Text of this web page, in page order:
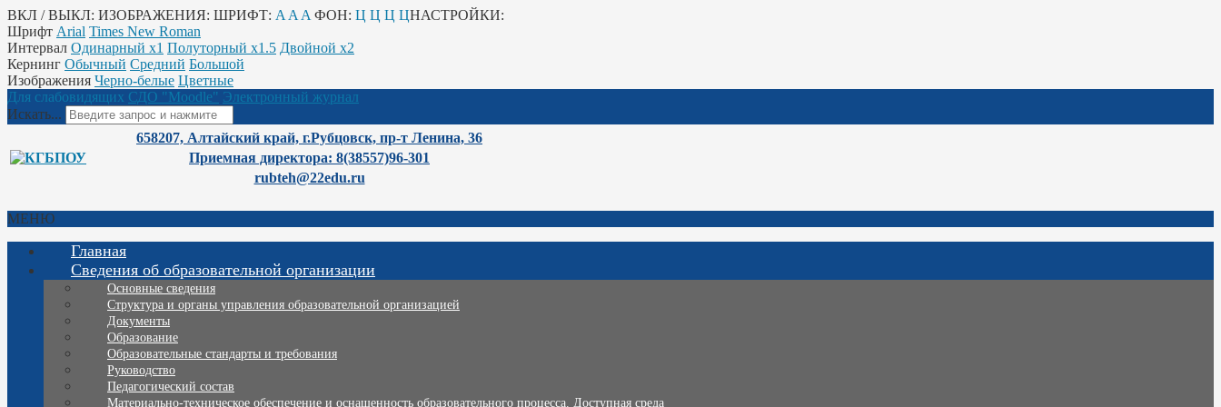
ВКЛ / ВЫКЛ: ИЗОБРАЖЕНИЯ: ШРИФТ: A A A ФОН: Ц Ц Ц ЦНАСТРОЙКИ:
Шрифт Arial Times New Roman
Интервал Одинарный х1 Полуторный х1.5 Двойной х2
Кернинг Обычный Средний Большой
Изображения Черно-белые Цветные
Для слабовидящих СДО "Moodle" Электронный журнал
Искать...
658207, Алтайский край, г.Рубцовск, пр-т Ленина, 36
Приемная директора: 8(38557)96-301
rubteh@22edu.ru
МЕНЮ
Главная
Сведения об образовательной организации
Основные сведения
Структура и органы управления образовательной организацией
Документы
Образование
Образовательные стандарты и требования
Руководство
Педагогический состав
Материально-техническое обеспечение и оснащенность образовательного процесса. Доступная среда